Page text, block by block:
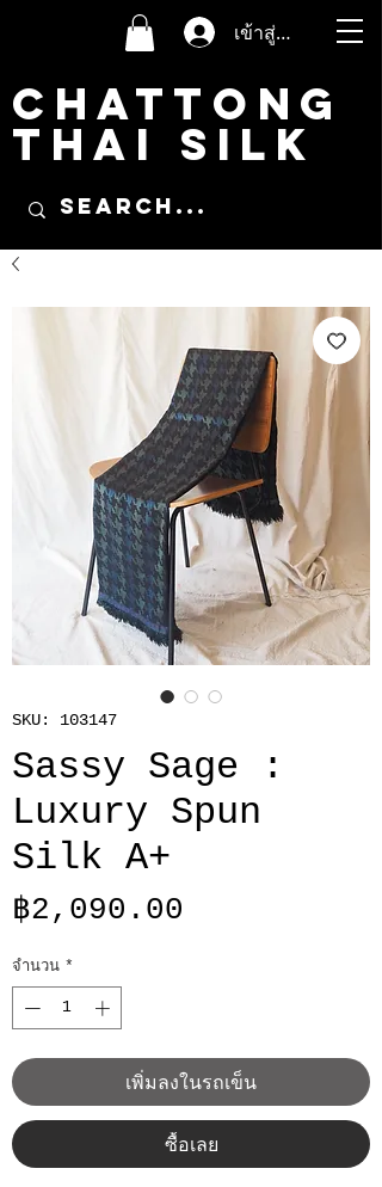
เข้าสู่ระบบ
CHATTONG
THAI SILK
SKU: 103147
Sassy Sage :
Luxury Spun
Silk A+
฿2,090.00
จำนวน *
เพิ่มลงในรถเข็น
ซื้อเลย